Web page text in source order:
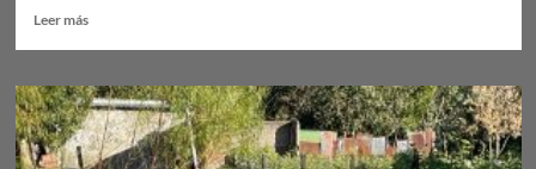
Leer másLeer
Donación
rotaria.